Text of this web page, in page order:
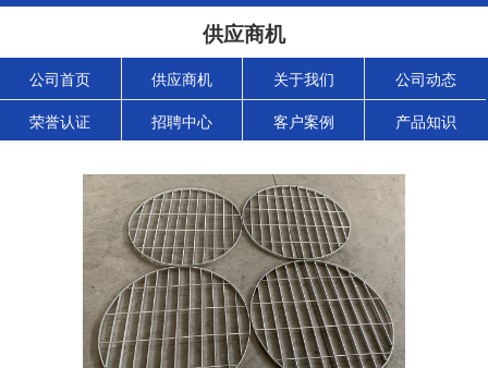
供应商机
公司首页 供应商机 关于我们 公司动态
荣誉认证 招聘中心 客户案例 产品知识